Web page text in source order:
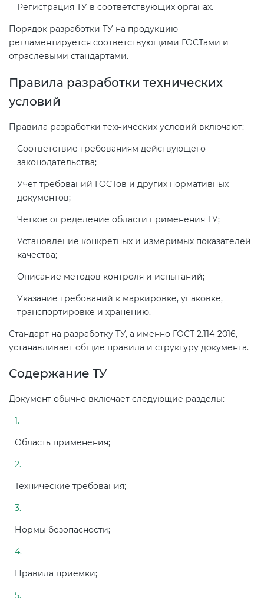
Регистрация ТУ в соответствующих органах.
Порядок разработки ТУ на продукцию
регламентируется соответствующими ГОСТами и
отраслевыми стандартами.
Правила разработки технических
условий
Правила разработки технических условий включают:
Соответствие требованиям действующего
законодательства;
Учет требований ГОСТов и других нормативных
документов;
Четкое определение области применения ТУ;
Установление конкретных и измеримых показателей
качества;
Описание методов контроля и испытаний;
Указание требований к маркировке, упаковке,
транспортировке и хранению.
Стандарт на разработку ТУ, а именно ГОСТ 2.114-2016,
устанавливает общие правила и структуру документа.
Содержание ТУ
Документ обычно включает следующие разделы:
Область применения;
Технические требования;
Нормы безопасности;
Правила приемки;